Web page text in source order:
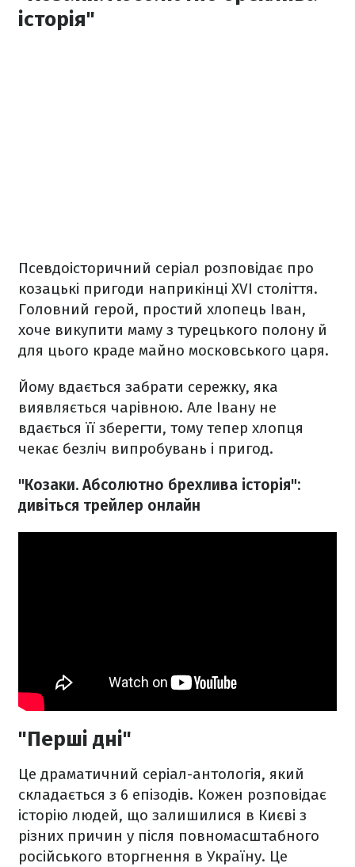
історія"
Псевдоісторичний серіал розповідає про
козацькі пригоди наприкінці XVI століття.
Головний герой, простий хлопець Іван,
хоче викупити маму з турецького полону й
для цього краде майно московського царя.
Йому вдається забрати сережку, яка
виявляється чарівною. Але Івану не
вдається її зберегти, тому тепер хлопця
чекає безліч випробувань і пригод.
"Козаки. Абсолютно брехлива історія":
дивіться трейлер онлайн
"Перші дні"
Це драматичний серіал-антологія, який
складається з 6 епізодів. Кожен розповідає
історію людей, що залишилися в Києві з
різних причин у після повномасштабного
російського вторгнення в Україну. Це